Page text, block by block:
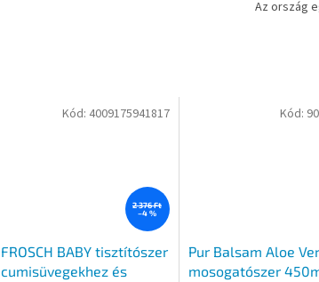
Az ország
2 376 Ft
–4 %
FROSCH BABY tisztítószer
cumisüvegekhez és
Kód: 4009175941817
Pur Balsam Aloe
mosogatószer
Kód: